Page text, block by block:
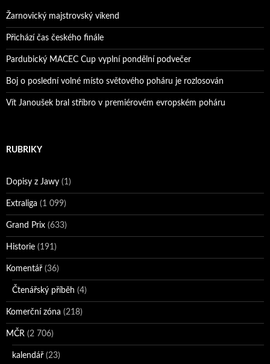
Žarnovický majstrovský víkend
Přichází čas českého finále
Pardubický MACEC Cup vyplní pondělní podvečer
Boj o poslední volné místo světového poháru je rozlosován
Vít Janoušek bral stříbro v premiérovém evropském poháru
RUBRIKY
Dopisy z Jawy (1)
Extraliga (1 099)
Grand Prix (633)
Historie (191)
Komentář (36)
Čtenářský příběh (4)
Komerční zóna (218)
MČR (2 706)
kalendář (23)